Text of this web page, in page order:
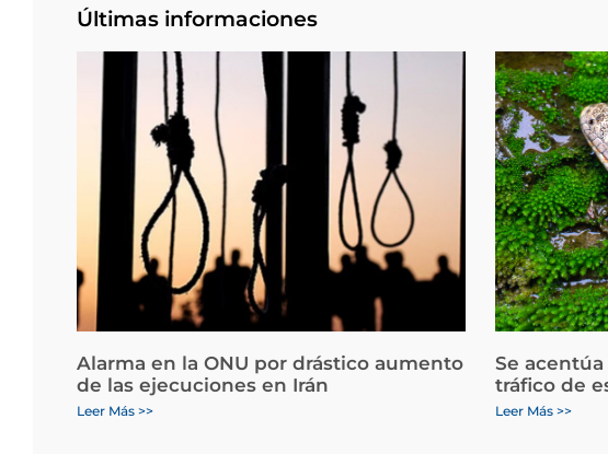
Últimas informaciones
Alarma en la ONU por drástico aumento
de las ejecuciones en Irán
Leer Más >>
Se
tráfico de
Leer Más >>